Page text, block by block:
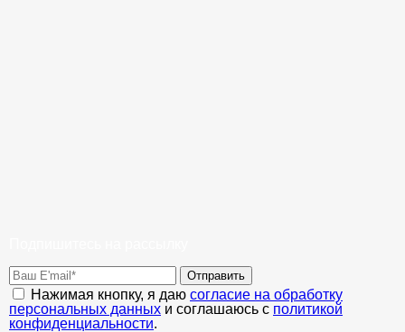
Отправить
Нажимая кнопку, я даю согласие на обработку
персональных данных и соглашаюсь с политикой
конфиденциальности.